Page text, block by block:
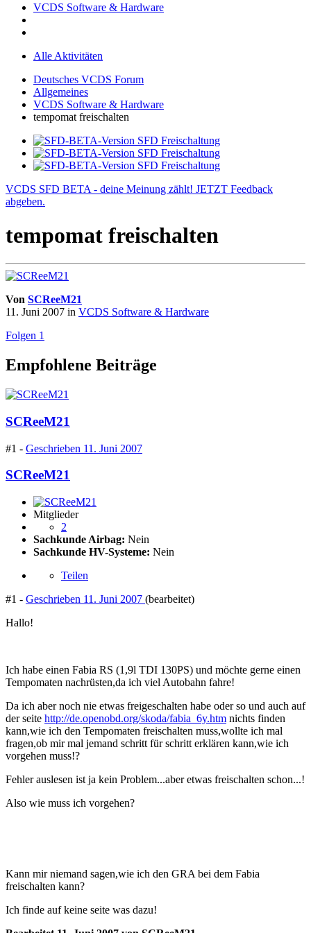
VCDS Software & Hardware
Alle Aktivitäten
Deutsches VCDS Forum
Allgemeines
VCDS Software & Hardware
tempomat freischalten
VCDS SFD BETA - deine Meinung zählt! JETZT Feedback
abgeben.
tempomat freischalten
Von SCReeM21
11. Juni 2007 in VCDS Software & Hardware
Folgen 1
Empfohlene Beiträge
SCReeM21
#1 - Geschrieben 11. Juni 2007
SCReeM21
Mitglieder
2
Sachkunde Airbag: Nein
Sachkunde HV-Systeme: Nein
Teilen
#1 - Geschrieben 11. Juni 2007 (bearbeitet)
Hallo!
Ich habe einen Fabia RS (1,9l TDI 130PS) und möchte gerne einen
Tempomaten nachrüsten,da ich viel Autobahn fahre!
Da ich aber noch nie etwas freigeschalten habe oder so und auch auf
der seite http://de.openobd.org/skoda/fabia_6y.htm nichts finden
kann,wie ich den Tempomaten freischalten muss,wollte ich mal
fragen,ob mir mal jemand schritt für schritt erklären kann,wie ich
vorgehen muss!?
Fehler auslesen ist ja kein Problem...aber etwas freischalten schon...!
Also wie muss ich vorgehen?
Kann mir niemand sagen,wie ich den GRA bei dem Fabia
freischalten kann?
Ich finde auf keine seite was dazu!